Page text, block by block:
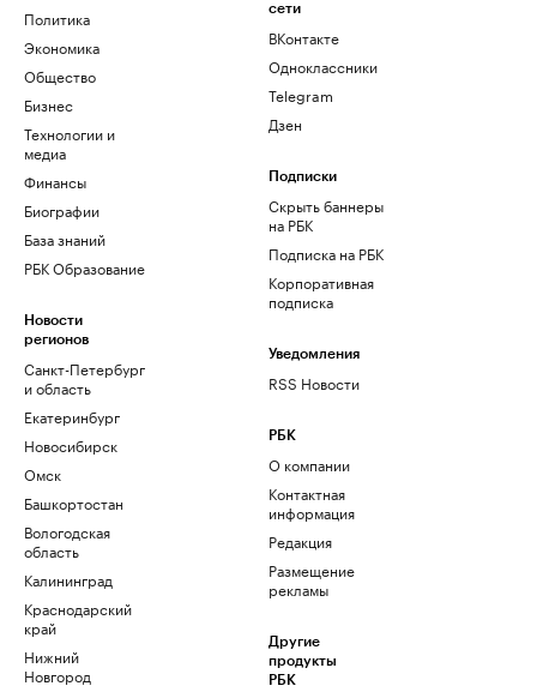
Политика
Экономика
Общество
Бизнес
Технологии и
медиа
Финансы
Биографии
База знаний
РБК Образование
Новости
регионов
Санкт-Петербург
и область
Екатеринбург
Новосибирск
Омск
Башкортостан
Вологодская
область
Калининград
Краснодарский
край
Нижний
Новгород
сети
ВКонтакте
Одноклассники
Telegram
Дзен
Подписки
Скрыть баннеры
на РБК
Подписка на РБК
Корпоративная
подписка
Уведомления
RSS Новости
РБК
О компании
Контактная
информация
Редакция
Размещение
рекламы
Другие
продукты
РБК